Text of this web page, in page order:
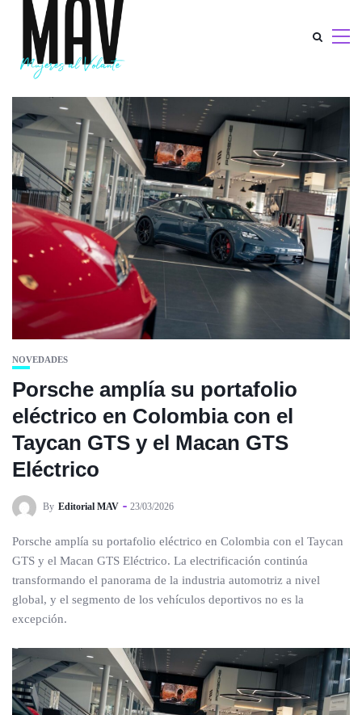
NOVEDADES
Porsche amplía su portafolio
eléctrico en Colombia con el
Taycan GTS y el Macan GTS
Eléctrico
By Editorial MAV 23/03/2026
Porsche amplía su portafolio eléctrico en Colombia con el Taycan
GTS y el Macan GTS Eléctrico. La electrificación continúa
transformando el panorama de la industria automotriz a nivel
global, y el segmento de los vehículos deportivos no es la
excepción.